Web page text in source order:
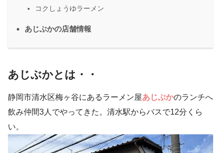
コクしょうゆラーメン
あじぶかの店舗情報
あじぶかとは・・
静岡市清水区梅ヶ谷にあるラーメン屋あじぶかのランチへ
飲み仲間3人でやってきた。清水駅からバスで12分くら
い。